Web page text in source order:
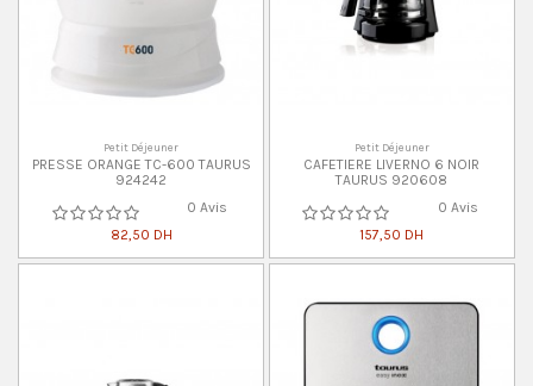
Petit Déjeuner
PRESSE ORANGE TC-600 TAURUS
924242
0 Avis
82,50 DH
Petit Déjeuner
CAFETIERE LIVERNO 6 NOIR
TAURUS 920608
0 Avis
157,50 DH